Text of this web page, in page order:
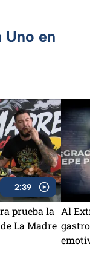
Uno en
2:39
prueba la
La Madre
Al